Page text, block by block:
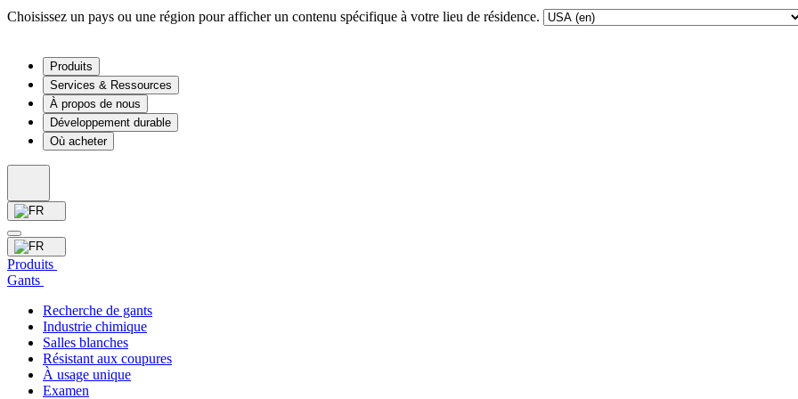
Choisissez un pays ou une région pour afficher un contenu spécifique à votre lieu de résidence.
Produits
Services & Ressources
À propos de nous
Développement durable
Où acheter
Produits
Gants
Recherche de gants
Industrie chimique
Salles blanches
Résistant aux coupures
À usage unique
Examen